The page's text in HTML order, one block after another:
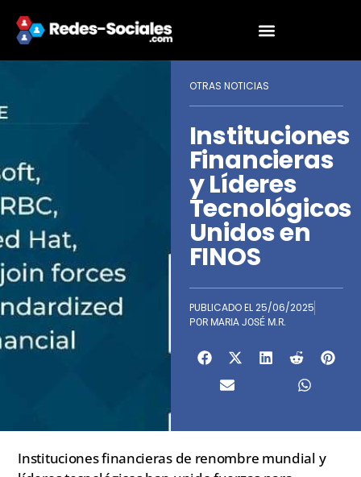
OTRAS NOTICIAS
Instituciones
Financieras
y Líderes
Tecnológicos
Unidos en
FINOS
PUBLICADO EL25/06/2025
POR MARIA JOSÉ M.R.
Instituciones financieras de renombre mundial y